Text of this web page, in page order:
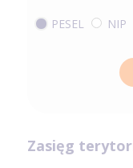
PESEL NIP
Zasięg